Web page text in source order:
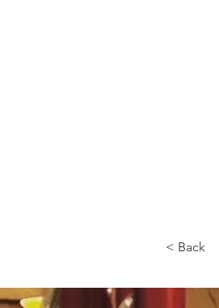
< Back